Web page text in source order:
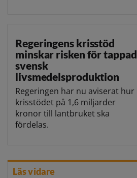
Regeringens krisstöd
minskar risken för tappad
svensk
livsmedelsproduktion
Regeringen har nu aviserat hur
krisstödet på 1,6 miljarder
kronor till lantbruket ska
fördelas.
Läs vidare